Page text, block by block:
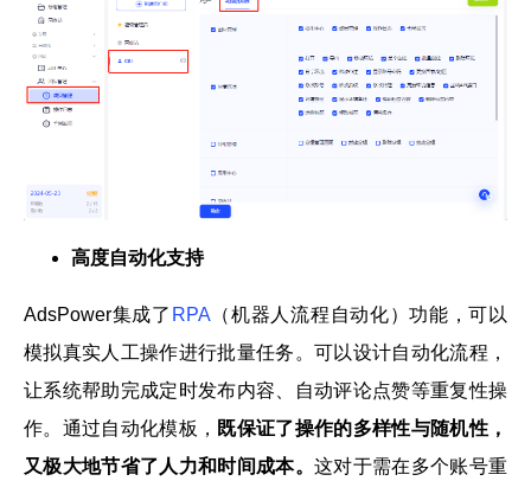
高度自动化支持
AdsPower集成了 RPA （机器人流程自动化）功能，可以
模拟真实人工操作进行批量任务。可以设计自动化流程，
让系统帮助完成定时发布内容、自动评论点赞等重复性操
作。通过自动化模板， 既保证了操作的多样性与随机性，
又极大地节省了人力和时间成本。 这对于需在多个账号重